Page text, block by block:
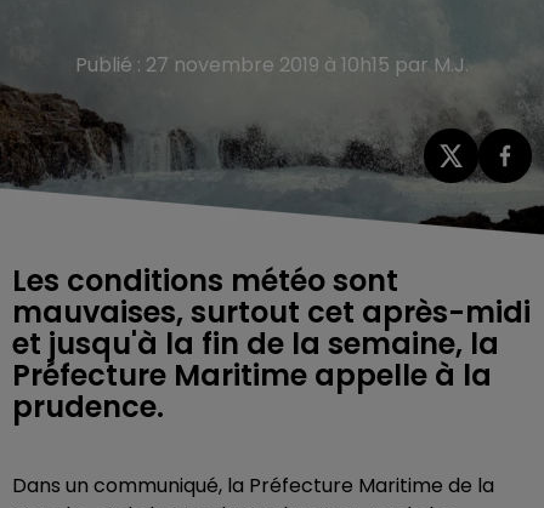
Publié : 27 novembre 2019 à 10h15 par M.J.
Les conditions météo sont
mauvaises, surtout cet après-midi
et jusqu'à la fin de la semaine, la
Préfecture Maritime appelle à la
prudence.
Dans un communiqué, la Préfecture Maritime de la